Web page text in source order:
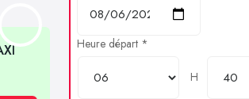
Heure départ *
H